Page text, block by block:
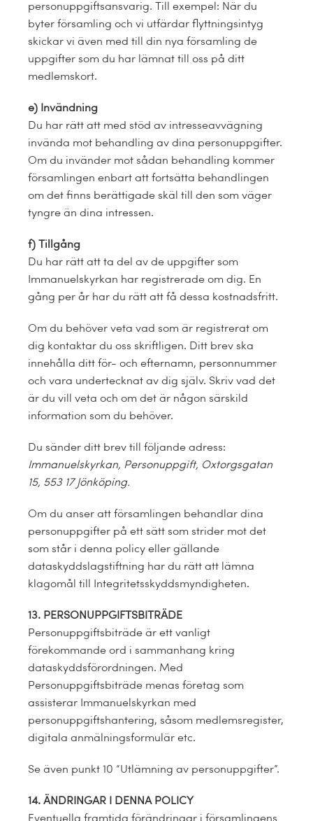
personuppgiftsansvarig. Till exempel: När du
byter församling och vi utfärdar flyttningsintyg
skickar vi även med till din nya församling de
uppgifter som du har lämnat till oss på ditt
medlemskort.
e) Invändning
Du har rätt att med stöd av intresseavvägning
invända mot behandling av dina personuppgifter.
Om du invänder mot sådan behandling kommer
församlingen enbart att fortsätta behandlingen
om det finns berättigade skäl till den som väger
tyngre än dina intressen.
f) Tillgång
Du har rätt att ta del av de uppgifter som
Immanuelskyrkan har registrerade om dig. En
gång per år har du rätt att få dessa kostnadsfritt.
Om du behöver veta vad som är registrerat om
dig kontaktar du oss skriftligen. Ditt brev ska
innehålla ditt för- och efternamn, personnummer
och vara undertecknat av dig själv. Skriv vad det
är du vill veta och om det är någon särskild
information som du behöver.
Du sänder ditt brev till följande adress:
Immanuelskyrkan, Personuppgift, Oxtorgsgatan
15, 553 17 Jönköping.
Om du anser att församlingen behandlar dina
personuppgifter på ett sätt som strider mot det
som står i denna policy eller gällande
dataskyddslagstiftning har du rätt att lämna
klagomål till Integritetsskyddsmyndigheten.
13. PERSONUPPGIFTSBITRÄDE
Personuppgiftsbiträde är ett vanligt
förekommande ord i sammanhang kring
dataskyddsförordningen. Med
Personuppgiftsbiträde menas företag som
assisterar Immanuelskyrkan med
personuppgiftshantering, såsom medlemsregister,
digitala anmälningsformulär etc.
Se även punkt 10 “Utlämning av personuppgifter”.
14. ÄNDRINGAR I DENNA POLICY